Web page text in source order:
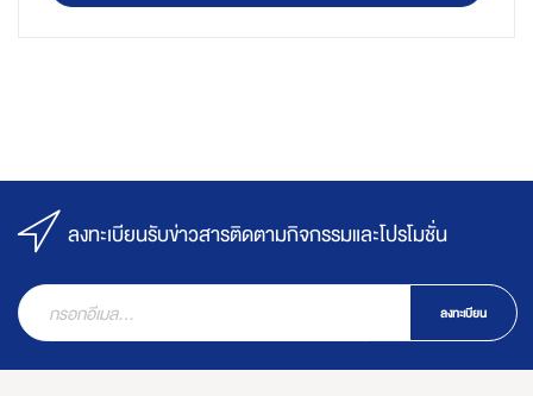
ลงทะเบียนรับข่าวสารติดตามกิจกรรมและโปรโมชั่น
ลงทะเบียน